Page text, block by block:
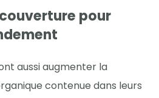
pour
aussi augmenter la
contenue dans leurs